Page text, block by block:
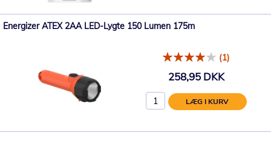
Energizer ATEX 2AA LED-Lygte 150 Lumen 175m
(1)
258,95 DKK
LÆG I KURV